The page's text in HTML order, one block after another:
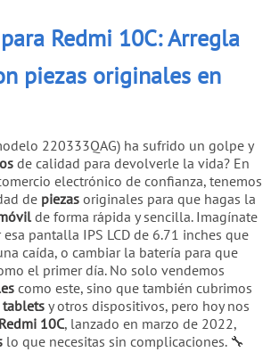
Redmi 10C: Arregla
piezas originales en
220333QAG) ha sufrido un golpe y
de calidad para devolverle la vida? En
electrónico de confianza, tenemos
de piezas originales para que hagas la
de forma rápida y sencilla. Imagínate
pantalla IPS LCD de 6.71 inches que
caída, o cambiar la batería para que
el primer día. No solo vendemos
como este, sino que también cubrimos
tablets y otros dispositivos, pero hoy nos
Redmi 10C, lanzado en marzo de 2022,
lo que necesitas sin complicaciones. 🔧